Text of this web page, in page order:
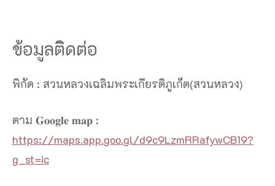
ข้อมูลติดต่อ
พิกัด : สวนหลวงเฉลิมพระเกียรติภูเก็ต(สวนหลวง)
ตาม 𝐆𝐨𝐨𝐠𝐥𝐞 𝐦𝐚𝐩 :
https://maps.app.goo.gl/d9c9LzmRRafywCB19?
g_st=ic